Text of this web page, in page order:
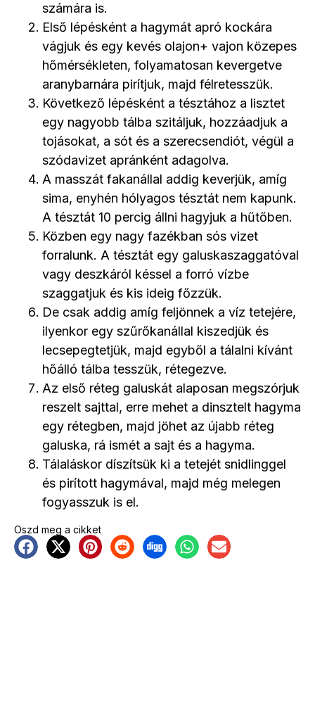
számára is.
Első lépésként a hagymát apró kockára
vágjuk és egy kevés olajon+ vajon közepes
hőmérsékleten, folyamatosan kevergetve
aranybarnára pirítjuk, majd félretesszük.
Következő lépésként a tésztához a lisztet
egy nagyobb tálba szitáljuk, hozzáadjuk a
tojásokat, a sót és a szerecsendiót, végül a
szódavizet apránként adagolva.
A masszát fakanállal addig keverjük, amíg
sima, enyhén hólyagos tésztát nem kapunk.
A tésztát 10 percig állni hagyjuk a hűtőben.
Közben egy nagy fazékban sós vizet
forralunk. A tésztát egy galuskaszaggatóval
vagy deszkáról késsel a forró vízbe
szaggatjuk és kis ideig főzzük.
De csak addig amíg feljönnek a víz tetejére,
ilyenkor egy szűrőkanállal kiszedjük és
lecsepegtetjük, majd egyből a tálalni kívánt
hőálló tálba tesszük, rétegezve.
Az első réteg galuskát alaposan megszórjuk
reszelt sajttal, erre mehet a dinsztelt hagyma
egy rétegben, majd jöhet az újabb réteg
galuska, rá ismét a sajt és a hagyma.
Tálaláskor díszítsük ki a tetejét snidlinggel
és pirított hagymával, majd még melegen
fogyasszuk is el.
Oszd meg a cikket